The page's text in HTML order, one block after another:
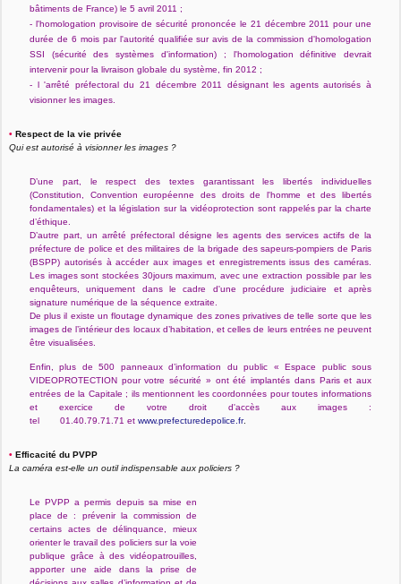
bâtiments de France) le 5 avril 2011 ;
- l'homologation provisoire de sécurité prononcée le 21 décembre 2011 pour une
durée de 6 mois par l'autorité qualifiée sur avis de la commission d'homologation
SSI (sécurité des systèmes d'information) ; l'homologation définitive devrait
intervenir pour la livraison globale du système, fin 2012 ;
- l 'arrêté préfectoral du 21 décembre 2011 désignant les agents autorisés à
visionner les images.
• Respect de la vie privée
Qui est autorisé à visionner les images ?
D’une part, le respect des textes garantissant les libertés individuelles
(Constitution, Convention européenne des droits de l'homme et des libertés
fondamentales) et la législation sur la vidéoprotection sont rappelés par la charte
d’éthique.
D’autre part, un arrêté préfectoral désigne les agents des services actifs de la
préfecture de police et des militaires de la brigade des sapeurs-pompiers de Paris
(BSPP) autorisés à accéder aux images et enregistrements issus des caméras.
Les images sont stockées 30jours maximum, avec une extraction possible par les
enquêteurs, uniquement dans le cadre d'une procédure judiciaire et après
signature numérique de la séquence extraite.
De plus il existe un floutage dynamique des zones privatives de telle sorte que les
images de l’intérieur des locaux d’habitation, et celles de leurs entrées ne peuvent
être visualisées.
Enfin, plus de 500 panneaux d’information du public « Espace public sous
VIDEOPROTECTION pour votre sécurité » ont été implantés dans Paris et aux
entrées de la Capitale ; ils mentionnent les coordonnées pour toutes informations
et exercice de votre droit d'accès aux images :
tel
01.40.79.71.71 et www.prefecturedepolice.fr.
• Efficacité du PVPP
La caméra est-elle un outil indispensable aux policiers ?
Le PVPP a permis depuis sa mise en
place de : prévenir la commission de
certains actes de délinquance, mieux
orienter le travail des policiers sur la voie
publique grâce à des vidéopatrouilles,
apporter une aide dans la prise de